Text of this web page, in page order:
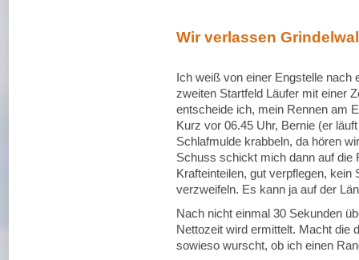
Wir verlassen
Ich weiß von einer Engstelle nach
zweiten Startfeld Läufer mit einer
entscheide ich, mein Rennen am
Kurz vor 06.45 Uhr, Bernie (er
Schlafmulde krabbeln, da hören
Schuss schickt mich dann auf die
Krafteinteilen, gut verpflegen,
verzweifeln. Es kann ja auf der
Nach nicht einmal 30 Sekunden
Nettozeit wird ermittelt. Macht die
sowieso wurscht, ob ich einen